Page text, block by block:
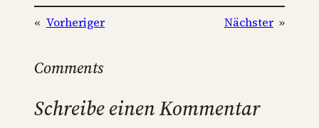
« Vorheriger Nächster »
Comments
Schreibe einen Kommentar